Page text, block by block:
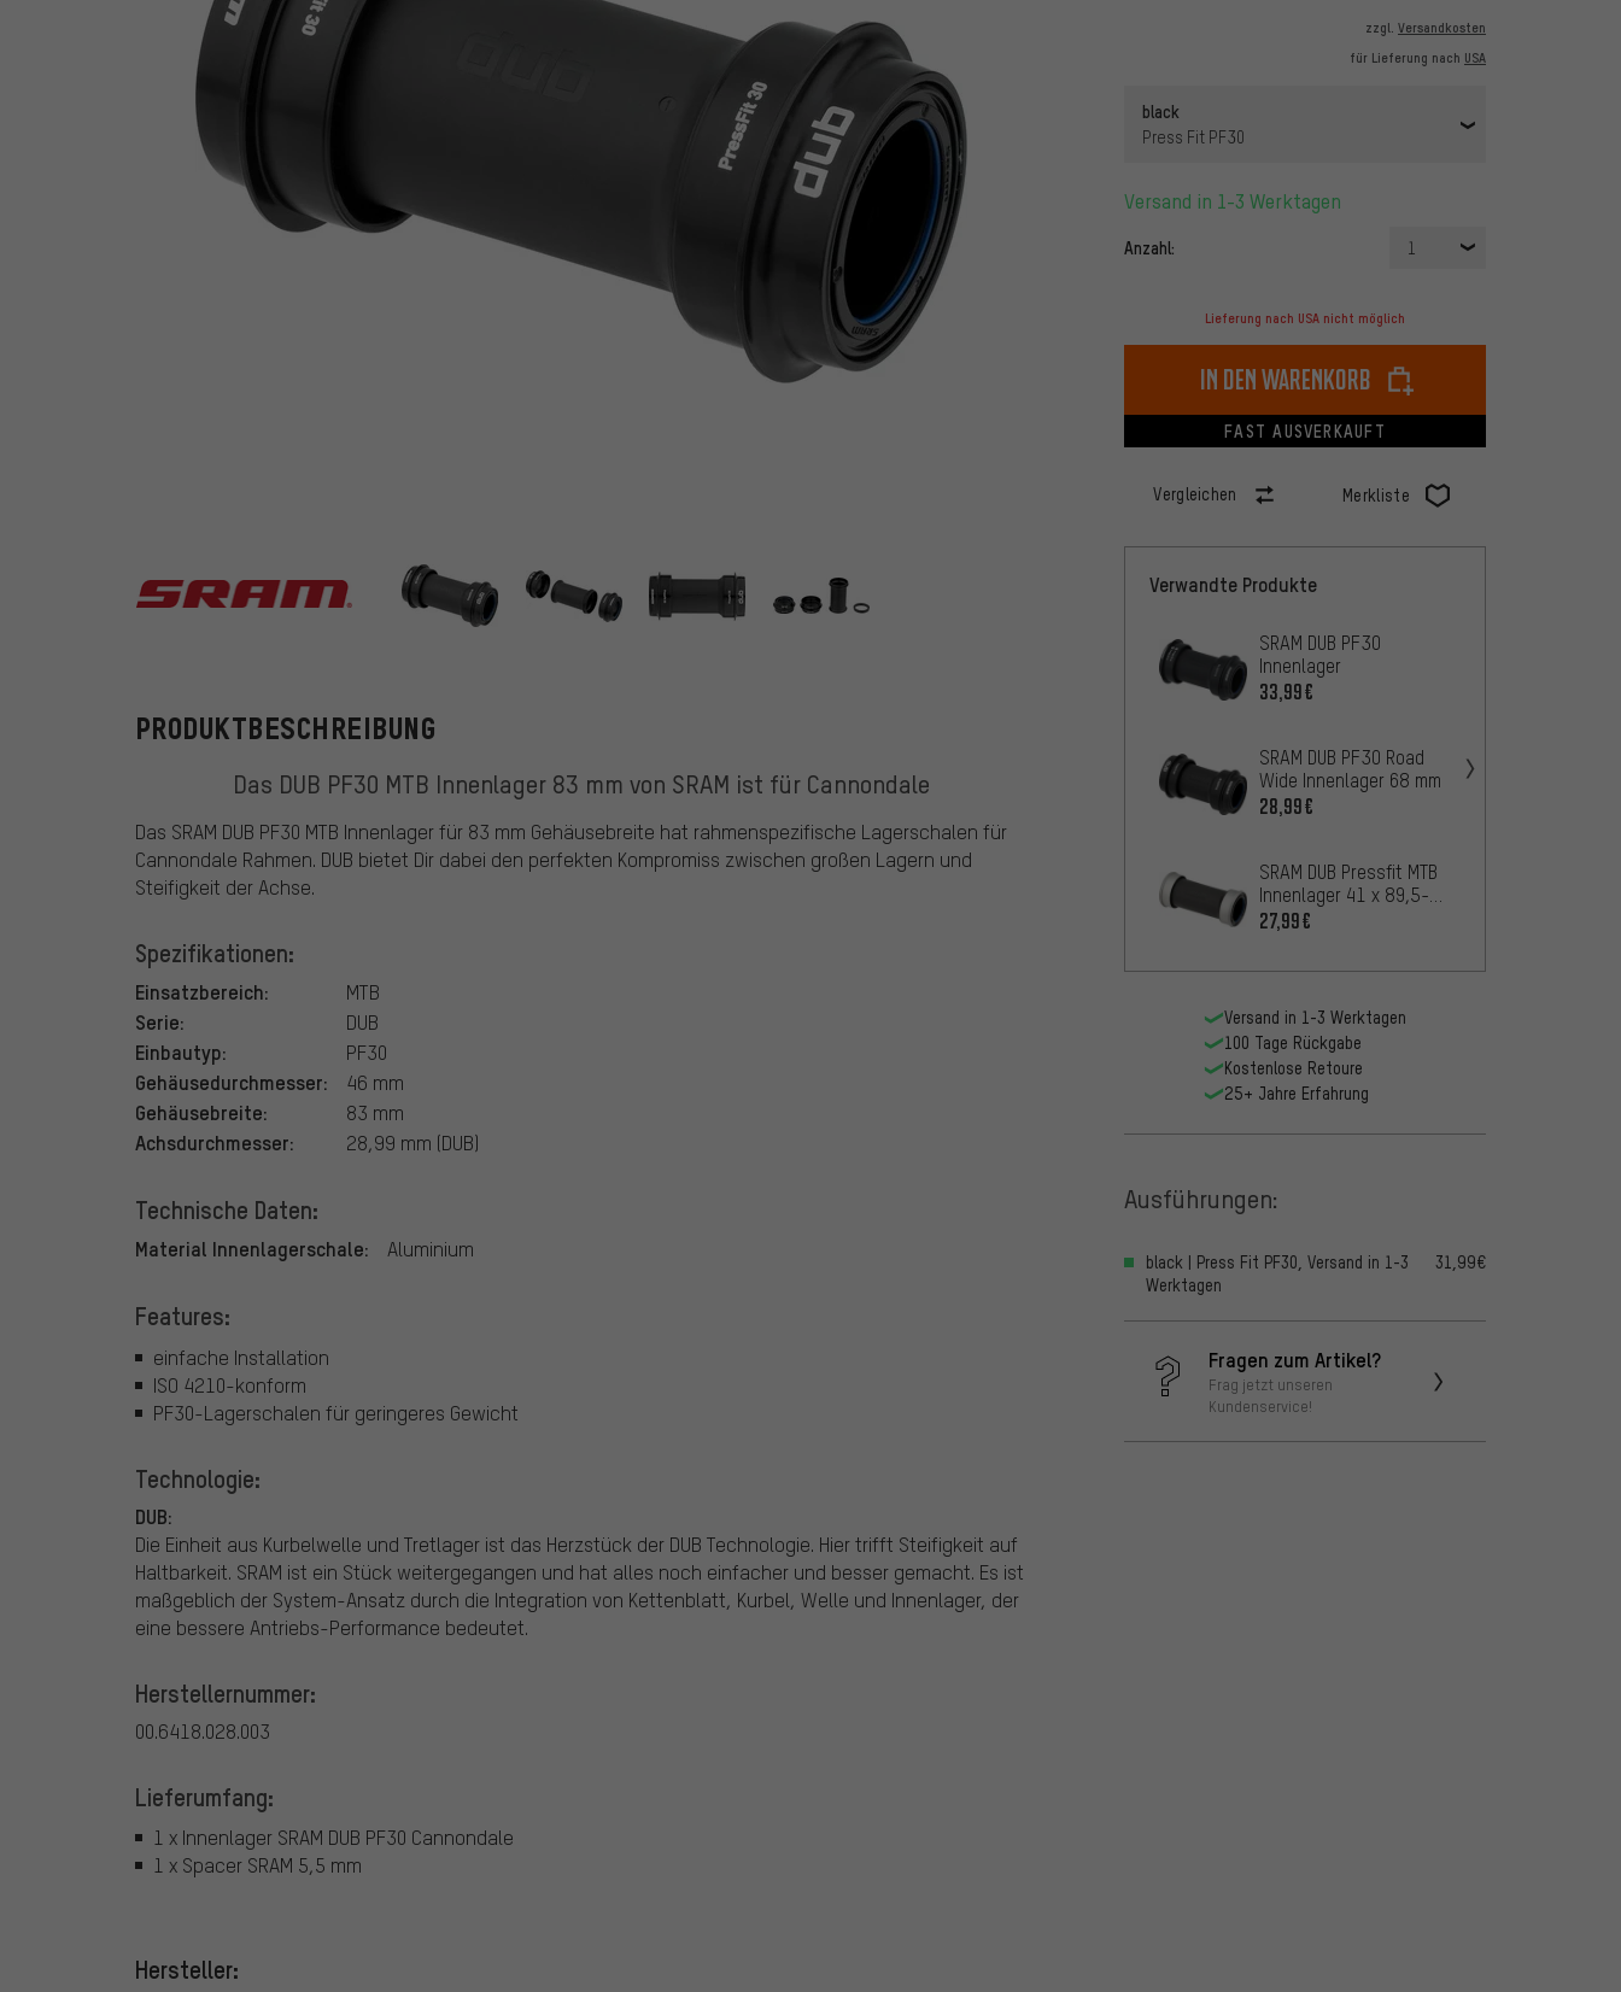
zzgl. Versandkosten
für Lieferung nach USA
black
Press Fit PF30
Versand in 1-3 Werktagen
Anzahl: 1
Lieferung nach USA nicht möglich
In den Warenkorb
FAST AUSVERKAUFT
Vergleichen Merkliste
SRAM
PRODUKTBESCHREIBUNG
Das DUB PF30 MTB Innenlager 83 mm von SRAM ist für Cannondale
Das SRAM DUB PF30 MTB Innenlager für 83 mm Gehäusebreite hat rahmenspezifische Lagerschalen für
Cannondale Rahmen. DUB bietet Dir dabei den perfekten Kompromiss zwischen großen Lagern und
Steifigkeit der Achse.
Spezifikationen:
Einsatzbereich: MTB
Serie: DUB
Einbautyp: PF30
Gehäusedurchmesser: 46 mm
Gehäusebreite: 83 mm
Achsdurchmesser: 28,99 mm (DUB)
Technische Daten:
Material Innenlagerschale: Aluminium
Features:
einfache Installation
ISO 4210-konform
PF30-Lagerschalen für geringeres Gewicht
Technologie:
DUB:
Die Einheit aus Kurbelwelle und Tretlager ist das Herzstück der DUB Technologie. Hier trifft Steifigkeit auf
Haltbarkeit. SRAM ist ein Stück weitergegangen und hat alles noch einfacher und besser gemacht. Es ist
maßgeblich der System-Ansatz durch die Integration von Kettenblatt, Kurbel, Welle und Innenlager, der
eine bessere Antriebs-Performance bedeutet.
Herstellernummer:
00.6418.028.003
Lieferumfang:
1 x Innenlager SRAM DUB PF30 Cannondale
1 x Spacer SRAM 5,5 mm
Hersteller:
Verwandte Produkte
SRAM DUB PF30
Innenlager
33,99€
SRAM DUB PF30 Road
Wide Innenlager 68 mm
28,99€
SRAM DUB Pressfit MTB
Innenlager 41 x 89,5-92
mm
27,99€
Versand in 1-3 Werktagen
100 Tage Rückgabe
Kostenlose Retoure
25+ Jahre Erfahrung
Ausführungen:
black | Press Fit PF30, Versand in 1-3
Werktagen
31,99€
Fragen zum Artikel?
Frag jetzt unseren
Kundenservice!